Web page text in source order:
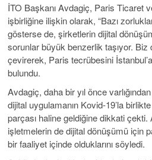
İTO Başkanı Avdagiç, Paris Ticaret
işbirliğine ilişkin olarak, “Bazı
gösterse de, şirketlerin dijital
sorunlar büyük benzerlik taşıyor. Biz
çevirerek, Paris tecrübesini
bulundu.
Avdagiç, daha bir yıl önce
dijital uygulamanın Kovid-19’la birlikte
parçası haline geldiğine dikkati
işletmelerin de dijital dönüşümü için
bir faaliyet içinde olduklarını söyledi.